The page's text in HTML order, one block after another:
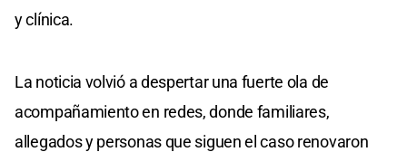
y clínica.
La noticia volvió a despertar una fuerte ola de
acompañamiento en redes, donde familiares,
allegados y personas que siguen el caso renovaron